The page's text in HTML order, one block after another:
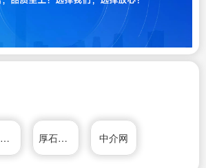
上海山之子实业有限公司 厚石建筑设计（上海）有限公司 中介网